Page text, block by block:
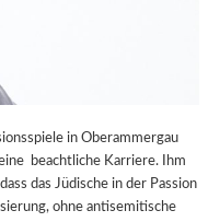
in Oberammergau
beachtliche Karriere. Ihm
das Jüdische in der Passion
ohne antisemitische